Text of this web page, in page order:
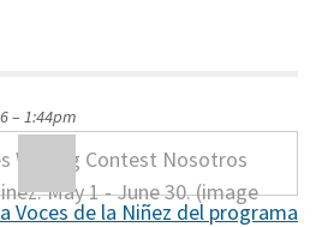
– 1:44pm
Voces de la Niñez del programa